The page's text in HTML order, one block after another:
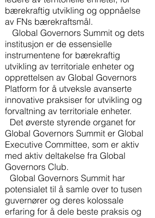
bærekraftig utvikling og oppnåelse
av FNs bærekraftsmål.
Global Governors Summit og dets
institusjon er de essensielle
instrumentene for bærekraftig
utvikling av territoriale enheter og
opprettelsen av Global Governors
Platform for å utveksle avanserte
innovative praksiser for utvikling og
forvaltning av territoriale enheter.
Det øverste styrende organet for
Global Governors Summit er Global
Executive Committee, som er aktiv
med aktiv deltakelse fra Global
Governors Club.
Global Governors Summit har
potensialet til å samle over to tusen
guvernører og deres kolossale
erfaring for å dele beste praksis og